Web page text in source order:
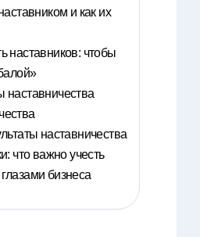
и как их
наставников: чтобы
наставничества
что важно учесть
бизнеса